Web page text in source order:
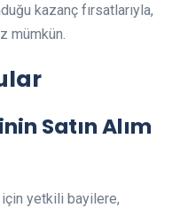
kazanç fırsatlarıyla,
mümkün.
Satın Alım
yetkili bayilere,